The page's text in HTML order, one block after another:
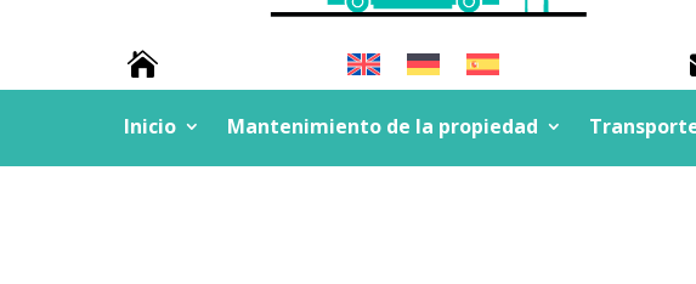

Inicio Mantenimiento de la propiedad